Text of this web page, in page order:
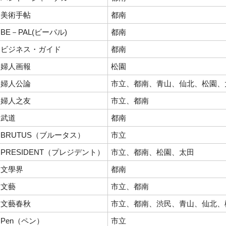
美術手帖
都南
BE－PAL(ビーパル)
都南
ビジネス・ガイド
都南
婦人画報
松園
婦人公論
市立、都南、青山、仙北、松園、
婦人之友
市立、都南
武道
都南
BRUTUS（ブルータス）
市立
PRESIDENT（プレジデント）
市立、都南、松園、太田
文學界
都南
文藝
市立、都南
文藝春秋
市立、都南、渋民、青山、仙北、
Pen（ペン）
市立